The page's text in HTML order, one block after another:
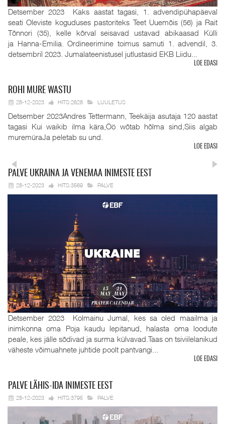
Detsember 2023 Kaks aastat tagasi, 1. advendipühapäeval
seati Oleviste koguduses pastoriteks Teet Uuemõis (56) ja Rait
Tõnnori (35), kelle kõrval seisavad ustavad abikaasad Külli
ja Hanna-Emilia. Ordineerimine toimus samuti 1. advendil, 3.
detsembril 2023. Jumalateenistusel jutlustasid EKB Liidu...
LOE EDASI
ROHI MURE WASTU
28-12-2023 HITS:2628 LUULETUS
Detsember 2023Andres Tettermann, Teekäija asutaja 120 aastat
tagasi Kui waikib ilma kära,Öö wõtab hõlma sind,Siis algab
muremüraJa peletab su und.
LOE EDASI
PALVE UKRAINA JA VENEMAA INIMESTE EEST
28-12-2023 HITS:3569 PALVE
Detsember 2023 Kolmainu Jumal, kes sa oled maailma ja
inimkonna oma Poja kaudu lepitanud, halasta oma loodute
peale, kes jälle sõdivad ja surma külvavad.Taas on tsiviilelanikud
väheste võimuahnete juhtide poolt pantvangi...
LOE EDASI
PALVE LÄHIS-IDA INIMESTE EEST
28-12-2023 HITS:3795 PALVE